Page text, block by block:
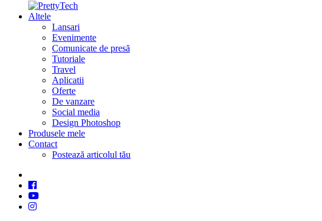
Altele
Lansari
Evenimente
Comunicate de presă
Tutoriale
Travel
Aplicatii
Oferte
De vanzare
Social media
Design Photoshop
Produsele mele
Contact
Postează articolul tău